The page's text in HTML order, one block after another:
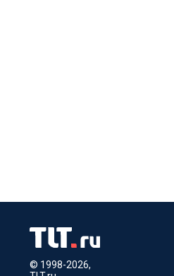
© 1998-2026,